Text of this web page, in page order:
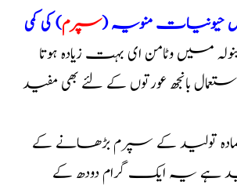
حیونیات منویہ (سپرم) کی کمی
میں وٹامن ای بہت زیادہ ہوتا
بانجھ عورتوں کے لئے بھی مفید
تولید کے سپرم بڑھانے کے
ہے یہ ایک گرام دودھ کے